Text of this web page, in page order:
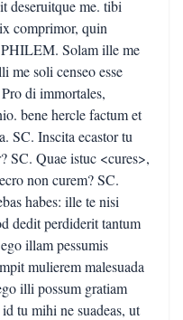
deseruitque me. tibi
comprimor, quin
Solam ille me
me soli censeo esse
di immortales,
bene hercle factum et
SC. Inscita ecastor tu
SC. Quae istuc <cures>,
non curem? SC.
habes: ille te nisi
dedit perdiderit tantum
illam pessumis
mulierem malesuada
illi possum gratiam
tu mihi ne suadeas, ut